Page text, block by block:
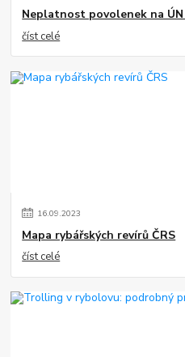
Neplatnost povolenek na
číst celé
16.09.2023
Mapa rybářských revírů ČRS
číst celé